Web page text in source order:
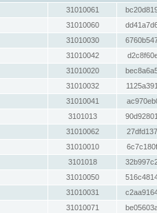
31010061
31010060
31010030
31010042
31010020
31010032
31010041
3101013
31010062
31010010
3101018
31010050
31010031
31010071